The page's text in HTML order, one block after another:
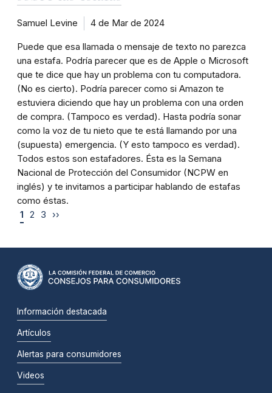
Samuel Levine 4 de Mar de 2024
Puede que esa llamada o mensaje de texto no parezca
una estafa. Podría parecer que es de Apple o Microsoft
que te dice que hay un problema con tu computadora.
(No es cierto). Podría parecer como si Amazon te
estuviera diciendo que hay un problema con una orden
de compra. (Tampoco es verdad). Hasta podría sonar
como la voz de tu nieto que te está llamando por una
(supuesta) emergencia. (Y esto tampoco es verdad).
Todos estos son estafadores. Ésta es la Semana
Nacional de Protección del Consumidor (NCPW en
inglés) y te invitamos a participar hablando de estafas
como éstas.
1
2 3 ››
Información destacada
Artículos
Alertas para consumidores
Videos